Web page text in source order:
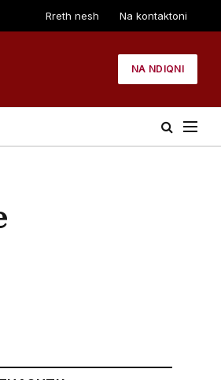
Rreth nesh Na kontaktoni
NA NDIQNI